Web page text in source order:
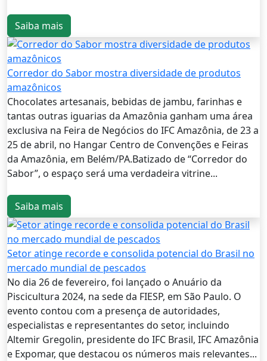
Saiba mais
Corredor do Sabor mostra diversidade de produtos
amazônicos
Chocolates artesanais, bebidas de jambu, farinhas e
tantas outras iguarias da Amazônia ganham uma área
exclusiva na Feira de Negócios do IFC Amazônia, de 23 a
25 de abril, no Hangar Centro de Convenções e Feiras
da Amazônia, em Belém/PA.Batizado de “Corredor do
Sabor”, o espaço será uma verdadeira vitrine...
Saiba mais
Setor atinge recorde e consolida potencial do Brasil no
mercado mundial de pescados
No dia 26 de fevereiro, foi lançado o Anuário da
Piscicultura 2024, na sede da FIESP, em São Paulo. O
evento contou com a presença de autoridades,
especialistas e representantes do setor, incluindo
Altemir Gregolin, presidente do IFC Brasil, IFC Amazônia
e Expomar, que destacou os números mais relevantes...